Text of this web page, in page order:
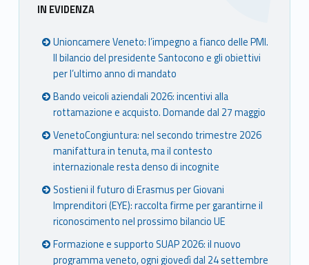
mer
Ven
eto
Ven
eto
Ven
eto
Ven
eto
IN EVIDENZA
Unioncamere Veneto: l’impegno a fianco delle PMI.
Il bilancio del presidente Santocono e gli obiettivi
per l’ultimo anno di mandato
Bando veicoli aziendali 2026: incentivi alla
rottamazione e acquisto. Domande dal 27 maggio
VenetoCongiuntura: nel secondo trimestre 2026
manifattura in tenuta, ma il contesto
internazionale resta denso di incognite
Sostieni il futuro di Erasmus per Giovani
Imprenditori (EYE): raccolta firme per garantirne il
riconoscimento nel prossimo bilancio UE
Formazione e supporto SUAP 2026: il nuovo
programma veneto, ogni giovedì dal 24 settembre